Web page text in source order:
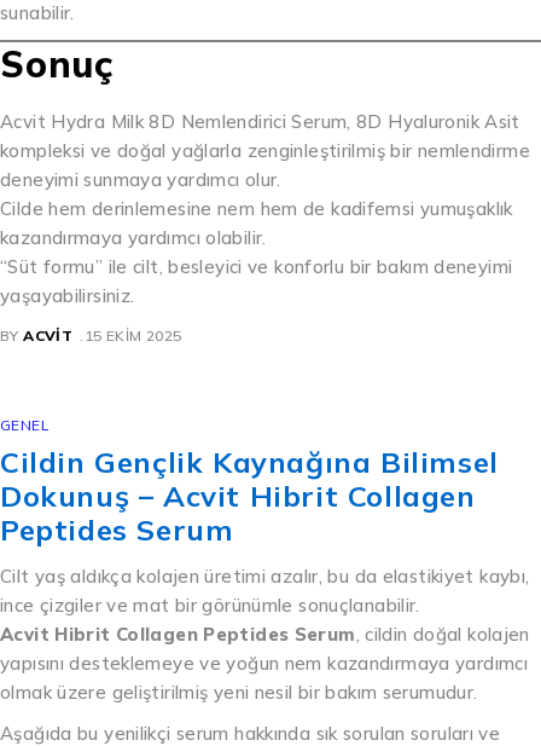
sunabilir.
Sonuç
Acvit Hydra Milk 8D Nemlendirici Serum, 8D Hyaluronik Asit
kompleksi ve doğal yağlarla zenginleştirilmiş bir nemlendirme
deneyimi sunmaya yardımcı olur.
Cilde hem derinlemesine nem hem de kadifemsi yumuşaklık
kazandırmaya yardımcı olabilir.
“Süt formu” ile cilt, besleyici ve konforlu bir bakım deneyimi
yaşayabilirsiniz.
BY ACVIT 15 EKIM 2025
GENEL
Cildin Gençlik Kaynağına Bilimsel
Dokunuş – Acvit Hibrit Collagen
Peptides Serum
Cilt yaş aldıkça kolajen üretimi azalır, bu da elastikiyet kaybı,
ince çizgiler ve mat bir görünümle sonuçlanabilir.
Acvit Hibrit Collagen Peptides Serum, cildin doğal kolajen
yapısını desteklemeye ve yoğun nem kazandırmaya yardımcı
olmak üzere geliştirilmiş yeni nesil bir bakım serumudur.
Aşağıda bu yenilikçi serum hakkında sık sorulan soruları ve